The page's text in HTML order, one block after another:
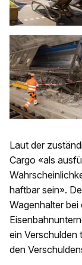
Laut der
Cargo «als
haftbar sein».
Wagenhalter bei
ein Verschulden
den